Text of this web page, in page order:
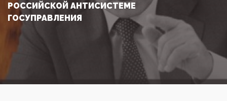
РОССИЙСКОЙ АНТИСИСТЕМЕ
ГОСУПРАВЛЕНИЯ